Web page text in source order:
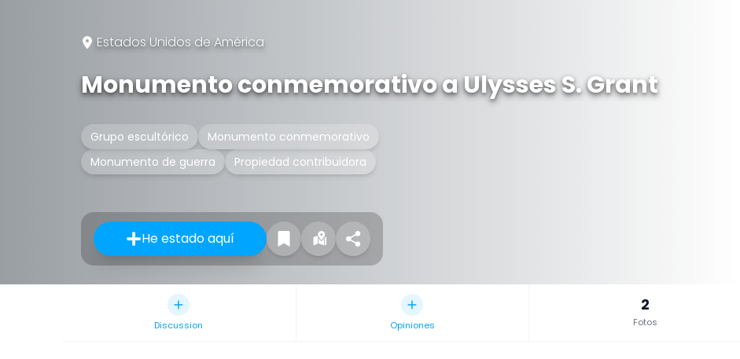
Estados Unidos de América
Monumento conmemorativo a Ulysses S. Grant
Grupo escultórico
Monumento conmemorativo
Monumento de guerra
Propiedad contribuidora
He estado aquí
Discussion Opiniones
2
Fotos